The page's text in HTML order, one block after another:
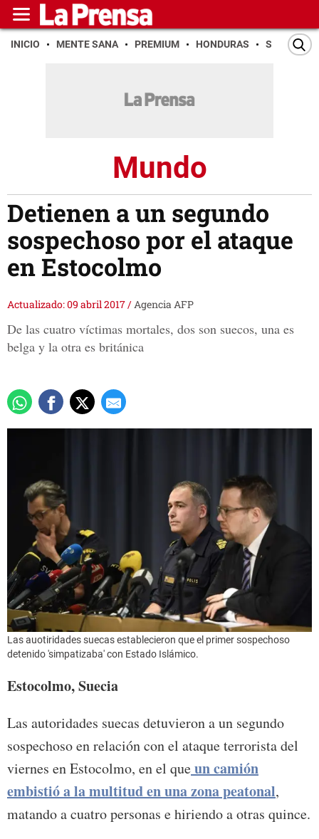
INICIO MENTE SANA PREMIUM HONDURAS SAN PEDRO
Mundo
Detienen a un segundo
sospechoso por el ataque
en Estocolmo
Actualizado: 09 abril 2017/Agencia AFP
De las cuatro víctimas mortales, dos son suecos, una es
belga y la otra es británica
Las auotiridades suecas establecieron que el primer sospechoso
detenido 'simpatizaba' con Estado Islámico.
Estocolmo, Suecia
Las autoridades suecas detuvieron a un segundo
sospechoso en relación con el ataque terrorista del
viernes en Estocolmo, en el queun camión
embistió a la multitud en una zona peatonal,
matando a cuatro personas e hiriendo a otras quince.